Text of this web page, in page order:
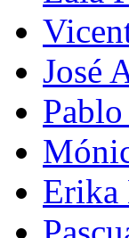
José
Erika